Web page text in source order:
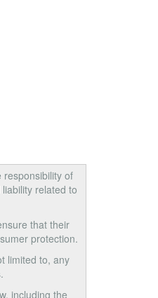
responsibility of
related to
that their
protection.
limited to, any
including the